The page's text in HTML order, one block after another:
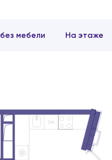
мебели На этаже